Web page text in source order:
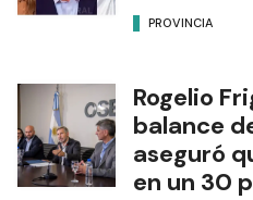
PROVINCIA
Rogelio
balance
aseguró
en un 30